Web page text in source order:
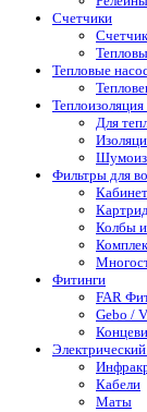
Счетчики
Тепловые
Для
Фильтры для
Колбы
Фитинги
FAR
Gebo /
Кабели
Маты